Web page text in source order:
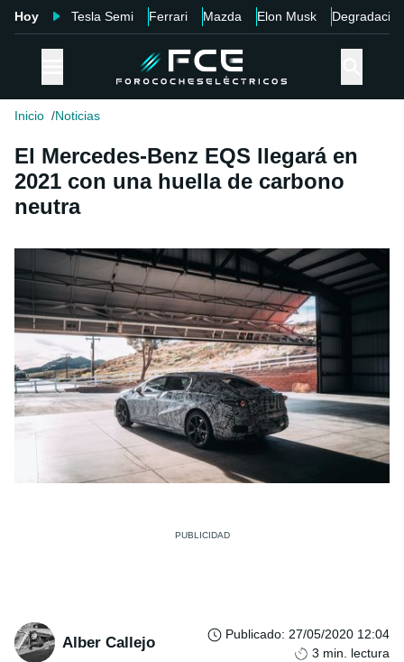
Hoy Tesla Semi Ferrari Mazda Elon Musk Degradación
Inicio Noticias
El Mercedes-Benz EQS llegará en
2021 con una huella de carbono
neutra
Alber Callejo Publicado: 27/05/2020 12:04
3 min. lectura